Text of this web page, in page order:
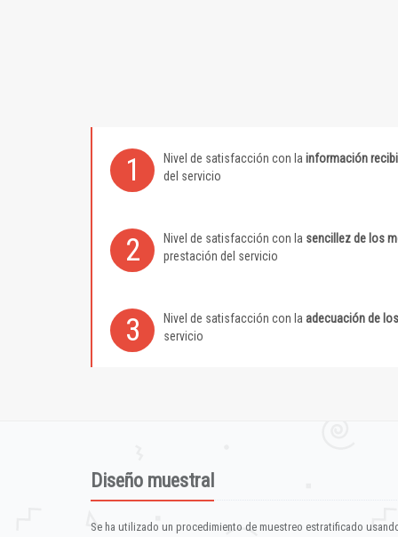
1 Nivel de satisfacción con la información
del servicio
2 Nivel de satisfacción con la sencillez de los
prestación del servicio
3 Nivel de satisfacción con la adecuación de
servicio
Diseño muestral
Se ha utilizado un procedimiento de muestreo estratificado